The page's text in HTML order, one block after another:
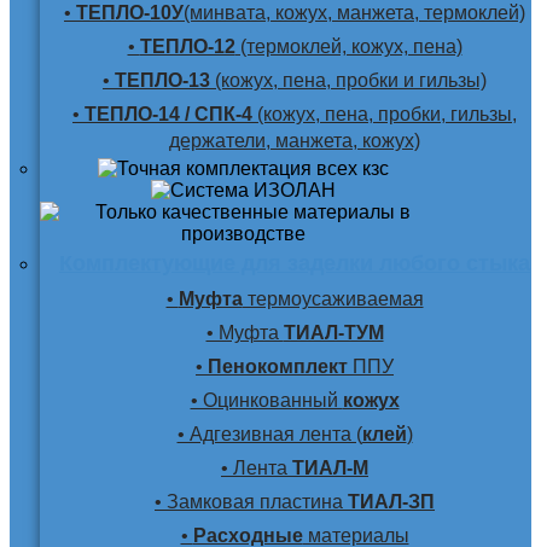
• ТЕПЛО-10У(минвата, кожух, манжета, термоклей)
• ТЕПЛО-12(термоклей, кожух, пена)
• ТЕПЛО-13 (кожух, пена, пробки и гильзы)
• ТЕПЛО-14 / СПК-4 (кожух, пена, пробки, гильзы,
держатели, манжета, кожух)
• Муфтатермоусаживаемая
• Муфта ТИАЛ-ТУМ
• Пенокомплект ППУ
• Оцинкованный кожух
• Адгезивная лента (клей)
• Лента ТИАЛ-М
• Замковая пластина ТИАЛ-ЗП
• Расходныематериалы